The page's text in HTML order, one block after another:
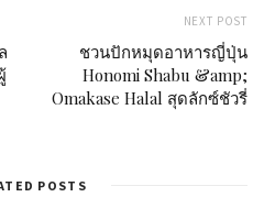
NEXT POST
ชวนปักหมุดอาหารญี่ปุ่น
Honomi Shabu &amp;
Omakase Halal สุดลักซ์ชัวรี่
POSTS